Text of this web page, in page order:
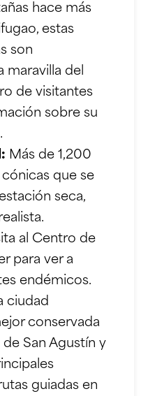
hace más
estas
son
maravilla del
de visitantes
sobre su
Más de 1,200
que se
seca,
al Centro de
para ver a
endémicos.
ciudad
conservada
San Agustín y
guiadas en